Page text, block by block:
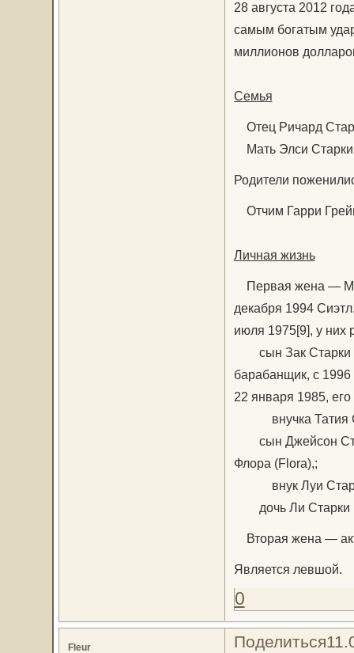
28 августа 2012
самым богатым
миллионов
Семья
Отец Ричард
Мать Элси
Родители
Отчим Гарри
Личная жизнь
Первая жена —
декабря 1994
июля 1975[9], у них
сын Зак Старки
барабанщик, с 1996
22 января 1985,
внучка Татия
сын Джейсон
Флора (Flora),;
внук Луи
дочь Ли Старки
Вторая жена —
Является левшой.
0
Поделиться
Fleur